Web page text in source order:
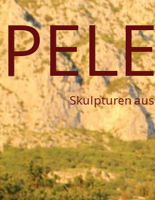
Skulpturen